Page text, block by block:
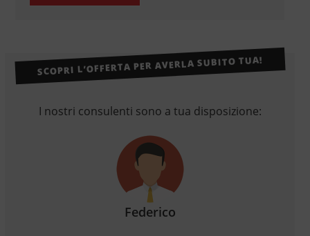
SCOPRI L’OFFERTA PER AVERLA SUBITO TUA!
I nostri consulenti sono a tua disposizione:
Federico